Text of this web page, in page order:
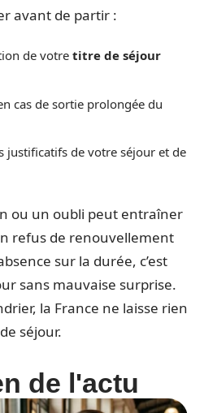
avant de partir :
de votre titre de séjour
cas de sortie prolongée du
justificatifs de votre séjour et de
ou un oubli peut entraîner
refus de renouvellement
sur la durée, c’est
sans mauvaise surprise.
la France ne laisse rien
séjour.
de l'actu